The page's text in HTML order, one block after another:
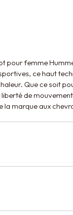
pour femme
ce haut
Que ce soit
de
la marque aux